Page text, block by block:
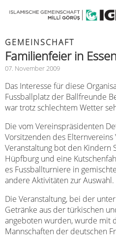
GEMEINSCHAFT
Familienfeier in
07. November 2009
Das Interesse für diese
Fussballplatz der Ballfreunde
war trotz schlechtem Wetter
Die vom Vereinspräsidenten
Vorsitzenden des Elternvereins
Veranstaltung bot den Kindern
Hüpfburg und eine
es Fussballturniere in
andere Aktivitäten zur Auswahl.
Die Veranstaltung, bei der
Getränke aus der türkischen
angeboten wurden, wurde mit
Mannschaften der deutschen